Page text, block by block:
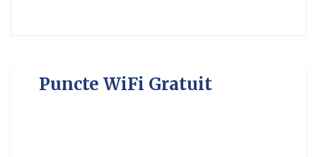
Puncte WiFi Gratuit